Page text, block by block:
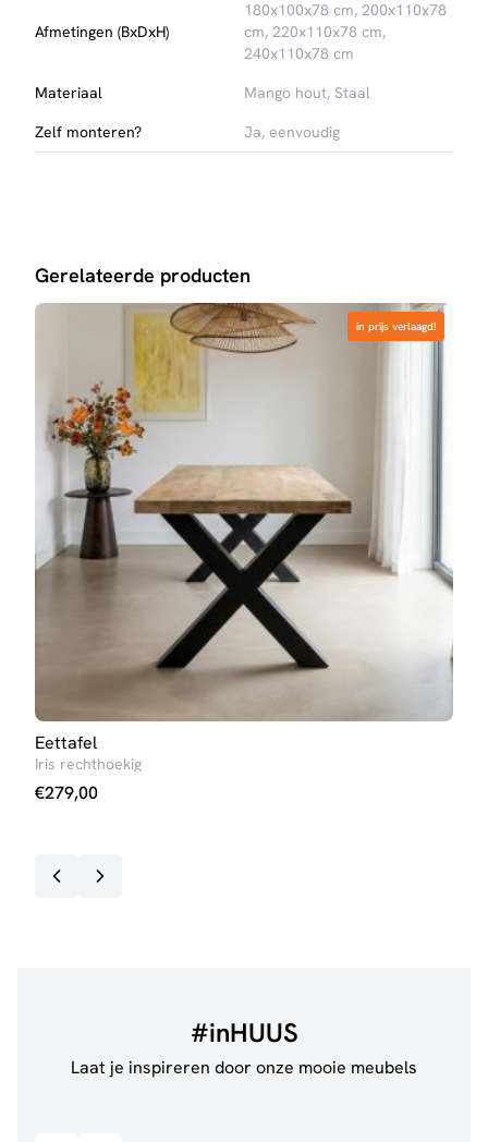
Afmetingen (BxDxH)
180x100x78 cm, 200x110x78
cm, 220x110x78 cm,
240x110x78 cm
Materiaal
Mango hout, Staal
Zelf monteren?
Ja, eenvoudig
Gerelateerde producten
in prijs verlaagd!
in prijs verlaagd!
Eettafel
Iris rechthoekig
€279,00
#inHUUS
Laat je inspireren door onze mooie meubels